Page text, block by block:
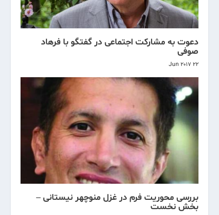
دعوت به مشارکت اجتماعی در گفتگو با فرهاد
صوفی
22 Jun 2017
بررسی محوریت فرم در غزل منوچهر نیستانی –
بخش نخست